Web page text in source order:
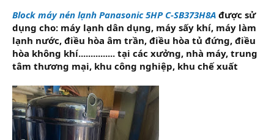
Block máy nén lạnh Panasonic 5HP C-SB373H8A được sử
dụng cho: máy lạnh dân dụng, máy sấy khí, máy làm
lạnh nước, điều hòa âm trần, điều hòa tủ đứng, điều
hòa không khí............... tại các xưởng, nhà máy, trung
tâm thương mại, khu công nghiệp, khu chế xuất